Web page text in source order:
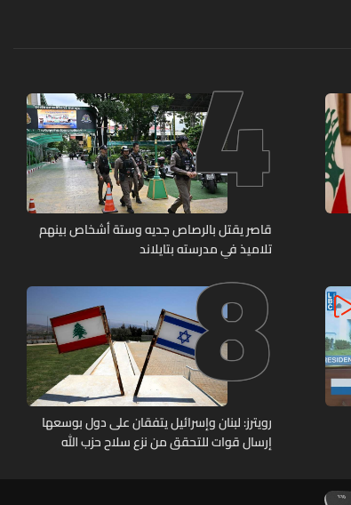
4
قاصر يقتل بالرصاص جديه وستة أشخاص بينهم
تلاميذ في مدرسته بتايلاند
8
رويترز: لبنان وإسرائيل يتفقان على دول بوسعها
إرسال قوات للتحقق من نزع سلاح حزب الله